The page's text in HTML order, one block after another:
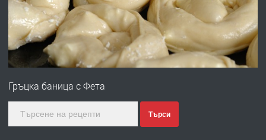
преди 1 година
ПРЕДЛАГА
Професионална зеленчукорезачка
Гръцка баница с Фета
Търси